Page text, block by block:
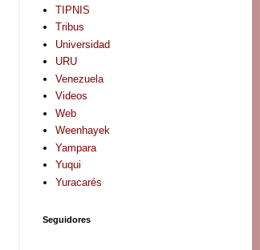
TIPNIS
Tribus
Universidad
URU
Venezuela
Videos
Web
Weenhayek
Yampara
Yuqui
Yuracarés
Seguidores